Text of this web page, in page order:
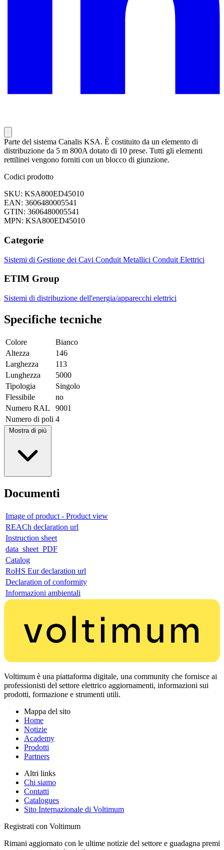
Parte del sistema Canalis KSA. È costituito da un elemento di
distribuzione da 5 m 800A dotato di 10 prese. Tutti gli elementi
rettilinei vengono forniti con un blocco di giunzione.
Codici prodotto
SKU: KSA800ED45010
EAN: 3606480005541
GTIN: 3606480005541
MPN: KSA800ED45010
Categorie
Sistemi di Gestione dei Cavi Conduit Metallici Conduit Elettrici
ETIM Group
Sistemi di distribuzione dell'energia/apparecchi elettrici
Specifiche tecniche
Colore
Bianco
Altezza
146
Larghezza
113
Lunghezza
5000
Tipologia
Singolo
Flessibile
no
Numero RAL
9001
Numero di poli 4
Mostra di più
Documenti
Image of product - Product view
REACh declaration url
Instruction sheet
data_sheet_PDF
Catalog
RoHS Eur declaration url
Declaration of conformity
Informazioni ambientali
Voltimum è una piattaforma digitale, una community che fornisce ai
professionisti del settore elettrico aggiornamenti, informazioni sui
prodotti, formazione e strumenti utili.
Mappa del sito
Home
Notizie
Academy
Prodotti
Partners
Altri links
Chi siamo
Contatti
Catalogues
Sito Internazionale di Voltimum
Registrati con Voltimum
Rimani aggiornato con le ultime notizie del settore e guadagna premi